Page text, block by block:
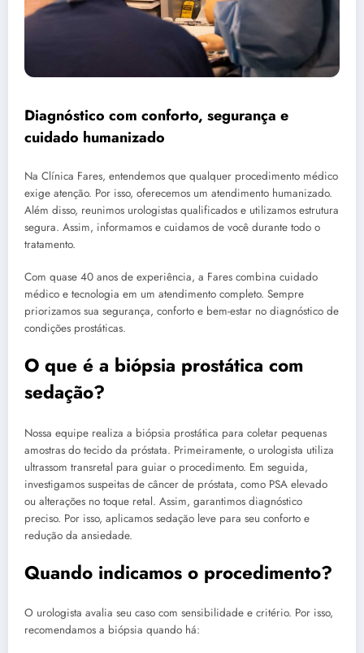
Diagnóstico com conforto, segurança e
cuidado humanizado
Na Clínica Fares, entendemos que qualquer procedimento médico
exige atenção. Por isso, oferecemos um atendimento humanizado.
Além disso, reunimos urologistas qualificados e utilizamos estrutura
segura. Assim, informamos e cuidamos de você durante todo o
tratamento.
Com quase 40 anos de experiência, a Fares combina cuidado
médico e tecnologia em um atendimento completo. Sempre
priorizamos sua segurança, conforto e bem-estar no diagnóstico de
condições prostáticas.
O que é a biópsia prostática com
sedação?
Nossa equipe realiza a biópsia prostática para coletar pequenas
amostras do tecido da próstata. Primeiramente, o urologista utiliza
ultrassom transretal para guiar o procedimento. Em seguida,
investigamos suspeitas de câncer de próstata, como PSA elevado
ou alterações no toque retal. Assim, garantimos diagnóstico
preciso. Por isso, aplicamos sedação leve para seu conforto e
redução da ansiedade.
Quando indicamos o procedimento?
O urologista avalia seu caso com sensibilidade e critério. Por isso,
recomendamos a biópsia quando há: